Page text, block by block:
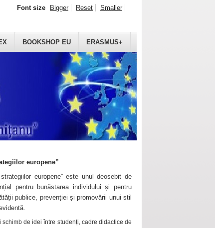
BOOKSHOP EU ERASMUS+
Font size Bigger Reset Smaller
europene”
europene” este unul deosebit de
pentru bunăstarea individului și pentru
publice, prevenției și promovării unui stil
de idei între studenți, cadre didactice de